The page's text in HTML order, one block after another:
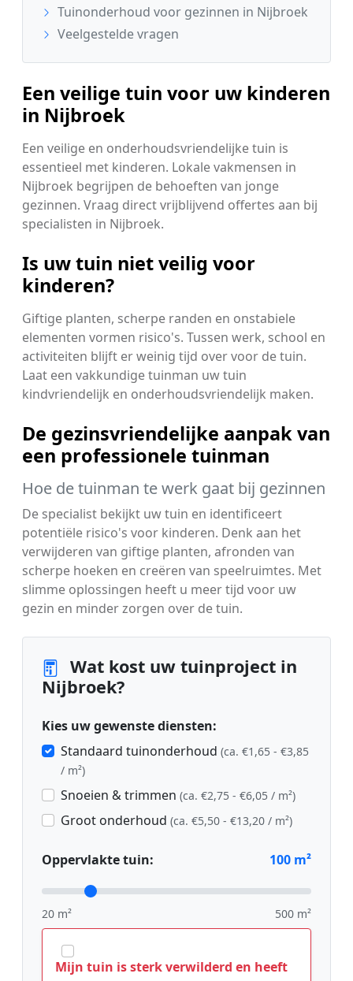
Tuinonderhoud voor gezinnen in Nijbroek
Veelgestelde vragen
Een veilige tuin voor uw kinderen
in Nijbroek
Een veilige en onderhoudsvriendelijke tuin is
essentieel met kinderen. Lokale vakmensen in
Nijbroek begrijpen de behoeften van jonge
gezinnen. Vraag direct vrijblijvend offertes aan bij
specialisten in Nijbroek.
Is uw tuin niet veilig voor
kinderen?
Giftige planten, scherpe randen en onstabiele
elementen vormen risico's. Tussen werk, school en
activiteiten blijft er weinig tijd over voor de tuin.
Laat een vakkundige tuinman uw tuin
kindvriendelijk en onderhoudsvriendelijk maken.
De gezinsvriendelijke aanpak van
een professionele tuinman
Hoe de tuinman te werk gaat bij gezinnen
De specialist bekijkt uw tuin en identificeert
potentiële risico's voor kinderen. Denk aan het
verwijderen van giftige planten, afronden van
scherpe hoeken en creëren van speelruimtes. Met
slimme oplossingen heeft u meer tijd voor uw
gezin en minder zorgen over de tuin.
Wat kost uw tuinproject in
Nijbroek?
Kies uw gewenste diensten:
Standaard tuinonderhoud (ca. €1,65 - €3,85
/ m²)
Snoeien & trimmen (ca. €2,75 - €6,05 / m²)
Groot onderhoud (ca. €5,50 - €13,20 / m²)
Oppervlakte tuin: 100 m²
20 m² 500 m²
Mijn tuin is sterk verwilderd en heeft